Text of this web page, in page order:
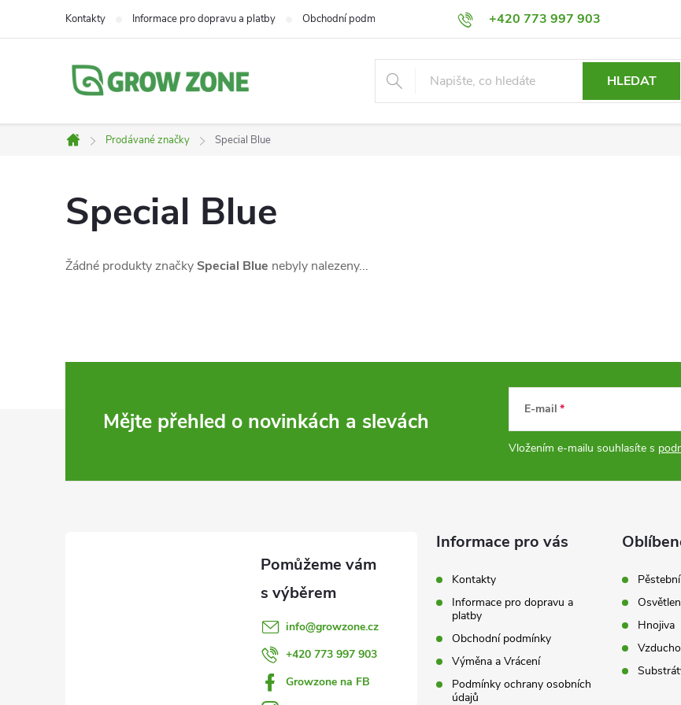
+420 773 997 903
Kontakty Informace pro dopravu a platby Obchodní podmínky Výměna a Vrácení Podmínky ochrany osobních údajů
HLEDAT
Domů
Prodávané značky Special Blue
Special Blue
Žádné produkty značky Special Blue nebyly nalezeny...
Mějte přehled o novinkách a slevách E-mail
Vložením e-mailu souhlasíte s
info@growzone.cz
+420 773 997 903
Growzone na FB
Informace pro vás
Kontakty
Informace pro dopravu a
platby
Obchodní podmínky
Výměna a Vrácení
Podmínky ochrany osobních
údajů
Hnojiva